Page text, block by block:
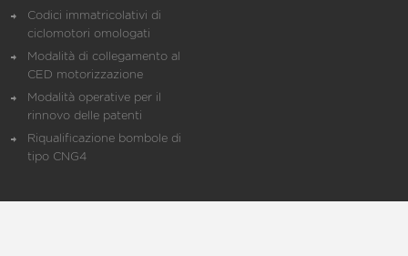
Codici immatricolativi di
ciclomotori omologati
Modalità di collegamento al
CED motorizzazione
Modalità operative per il
rinnovo delle patenti
Riqualificazione bombole di
tipo CNG4